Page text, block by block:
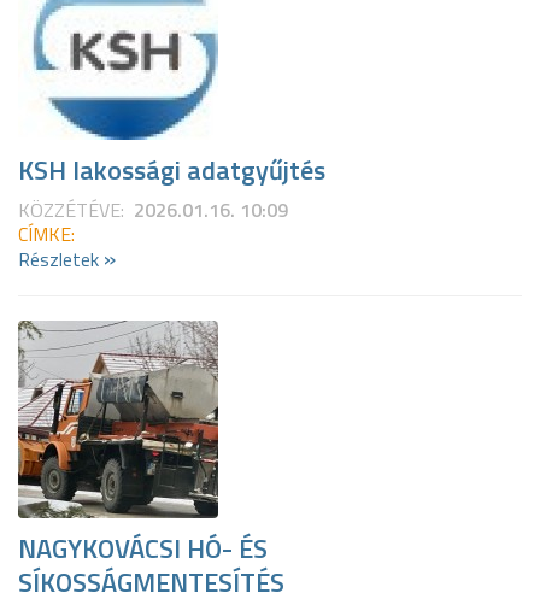
KSH lakossági adatgyűjtés
KÖZZÉTÉVE: 2026.01.16. 10:09
CÍMKE:
Részletek »
NAGYKOVÁCSI HÓ- ÉS
SÍKOSSÁGMENTESÍTÉS